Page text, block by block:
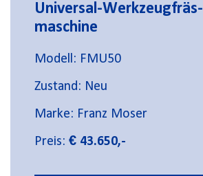
Universal-Werkzeugfräs-
maschine
Modell: FMU50
Zustand: Neu
Marke: Franz Moser
Preis: € 43.650,-